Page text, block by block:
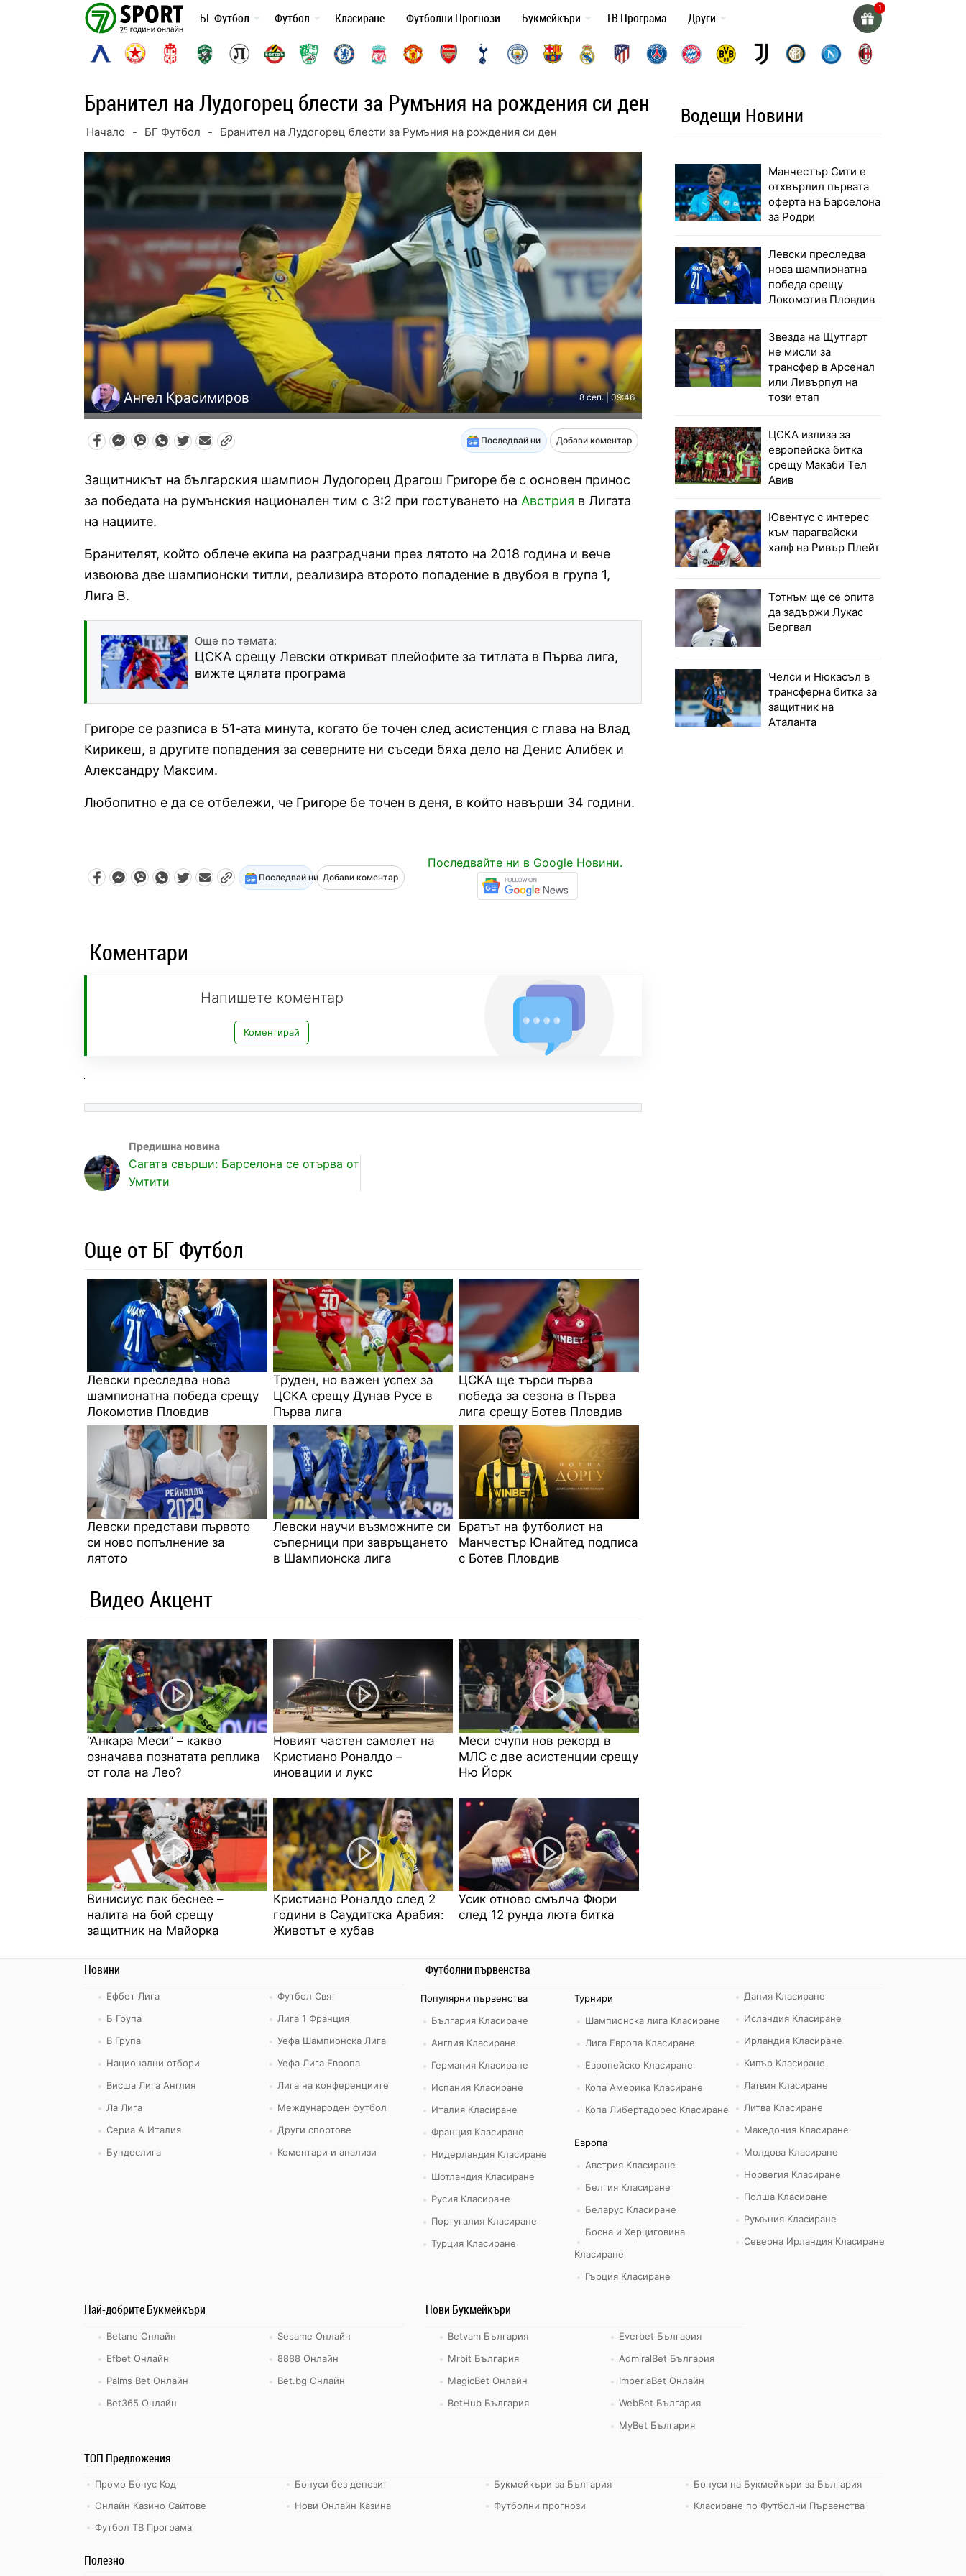
БГ Футбол Футбол Класиране Футболни Прогнози Букмейкъри ТВ Програма Други
Бранител на Лудогорец блести за Румъния на рождения си ден
Начало - БГ Футбол - Бранител на Лудогорец блести за Румъния на рождения си ден
Ангел Красимиров 8 сеп. | 09:46
Последвай ни Добави коментар
Защитникът на българския шампион Лудогорец Драгош Григоре бе с основен принос
за победата на румънския национален тим с 3:2 при гостуването на Австрия в Лигата
на нациите.
Бранителят, който облече екипа на разградчани през лятото на 2018 година и вече
извоюва две шампионски титли, реализира второто попадение в двубоя в група 1,
Лига В.
Още по темата:
ЦСКА срещу Левски откриват плейофите за титлата в Първа лига,
вижте цялата програма
Григоре се разписа в 51-ата минута, когато бе точен след асистенция с глава на Влад
Кирикеш, а другите попадения за северните ни съседи бяха дело на Денис Алибек и
Александру Максим.
Любопитно е да се отбележи, че Григоре бе точен в деня, в който навърши 34 години.
Последвай ни Добави коментар
Последвайте ни в Google Новини.
Коментари
Напишете коментар
Коментирай
Сагата свърши: Барселона се отърва от
Умтити
Още от БГ Футбол
Левски преследва нова
шампионатна победа срещу
Локомотив Пловдив
Труден, но важен успех за
ЦСКА срещу Дунав Русе в
Първа лига
ЦСКА ще търси първа
победа за сезона в Първа
лига срещу Ботев Пловдив
Левски представи първото
си ново попълнение за
лятото
Левски научи възможните си
съперници при завръщането
в Шампионска лига
Братът на футболист на
Манчестър Юнайтед подписа
с Ботев Пловдив
Видео Акцент
“Анкара Меси” – какво
означава познатата реплика
от гола на Лео?
Новият частен самолет на
Кристиано Роналдо –
иновации и лукс
Меси счупи нов рекорд в
МЛС с две асистенции срещу
Ню Йорк
Винисиус пак беснее –
налита на бой срещу
защитник на Майорка
Кристиано Роналдо след 2
години в Саудитска Арабия:
Животът е хубав
Усик отново смълча Фюри
след 12 рунда люта битка
Водещи Новини
Манчестър Сити е
отхвърлил първата
оферта на Барселона
за Родри
Левски преследва
нова шампионатна
победа срещу
Локомотив Пловдив
Звезда на Щутгарт
не мисли за
трансфер в Арсенал
или Ливърпул на
този етап
ЦСКА излиза за
европейска битка
срещу Макаби Тел
Авив
Ювентус с интерес
към парагвайски
халф на Ривър Плейт
Тотнъм ще се опита
да задържи Лукас
Бергвал
Челси и Нюкасъл в
трансферна битка за
защитник на
Аталанта
Новини
Ефбет Лига
Б Група
В Група
Национални отбори
Висша Лига Англия
Ла Лига
Сериа А Италия
Бундеслига
Футбол Свят
Лига 1 Франция
Уефа Шампионска Лига
Уефа Лига Европа
Лига на конференциите
Международен футбол
Други спортове
Коментари и анализи
Футболни първенства
Популярни първенства
България Класиране
Англия Класиране
Германия Класиране
Испания Класиране
Италия Класиране
Франция Класиране
Нидерландия Класиране
Шотландия Класиране
Русия Класиране
Португалия Класиране
Турция Класиране
Турнири
Шампионска лига Класиране
Лига Европа Класиране
Европейско Класиране
Копа Америка Класиране
Копа Либертадорес Класиране
Европа
Австрия Класиране
Белгия Класиране
Беларус Класиране
Босна и Херциговина
Класиране
Гърция Класиране
Дания Класиране
Исландия Класиране
Ирландия Класиране
Кипър Класиране
Латвия Класиране
Литва Класиране
Македония Класиране
Молдова Класиране
Норвегия Класиране
Полша Класиране
Румъния Класиране
Северна Ирландия Класиране
Най-добрите Букмейкъри
Betano Онлайн
Efbet Онлайн
Palms Bet Онлайн
Bet365 Онлайн
Sesame Онлайн
8888 Онлайн
Bet.bg Онлайн
Нови Букмейкъри
Betvam България
Mrbit България
MagicBet Онлайн
BetHub България
Everbet България
AdmiralBet България
ImperiaBet Онлайн
WebBet България
MyBet България
ТОП Предложения
Промо Бонус Код Бонуси без депозит Букмейкъри за България
Бонуси на Букмейкъри за България
Онлайн Казино Сайтове
Нови Онлайн Казина Футболни прогнози
Класиране по Футболни Първенства
Футбол ТВ Програма
Полезно